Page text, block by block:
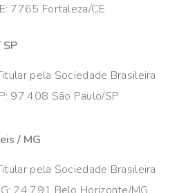
7765 Fortaleza/CE
pela Sociedade Brasileira
97.408 São Paulo/SP
/ MG
pela Sociedade Brasileira